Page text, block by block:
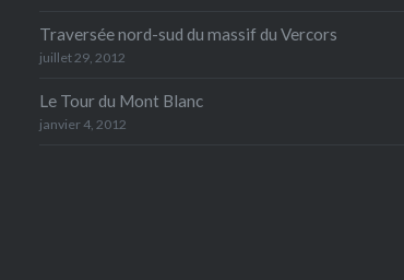
Traversée nord-sud du massif du Vercors
juillet 29, 2012
Le Tour du Mont Blanc
janvier 4, 2012